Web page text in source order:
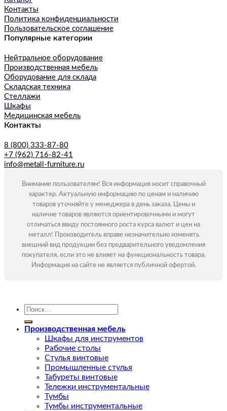
Контакты
Политика конфиденциальности
Пользовательское соглашение
Популярные категории
Нейтральное оборудование
Производственная мебель
Оборудование для склада
Складская техника
Стеллажи
Шкафы
Медицинская мебель
Контакты
8 (800) 333-87-80
+7 (962) 716-82-41
info@metall-furniture.ru
Внимание пользователям! Вся информация носит справочный
характер. Актуальную информацию по ценам и наличию
товаров уточняйте у менеджера в день заказа. Цены и
наличие товаров являются ориентировочными и могут
отличаться ввиду постоянного роста курса валют и цен на
металл! Производитель вправе незначительно изменять
внешний вид продукции без предварительного уведомления
покупателя, если это не влияет на функциональность товара.
Информация на сайте не является публичной офертой.
Искать:
Производственная мебель
Шкафы для инструментов
Рабочие столы
Стулья винтовые
Промышленные стулья
Табуреты винтовые
Тележки инструментальные
Тумбы
Тумбы инструментальные